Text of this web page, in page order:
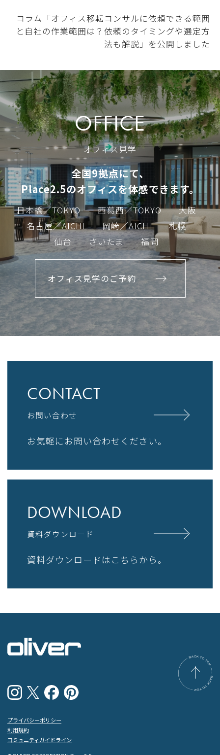
コラム「オフィス移転コンサルに依頼できる範囲
と自社の作業範囲は？依頼のタイミングや選定方
法も解説」を公開しました
OFFICE
オフィス見学
全国9拠点にて、
Place2.5のオフィスを体感できます。
日本橋／TOKYO 西葛西／TOKYO
大阪
名古屋／AICHI
岡崎／AICHI
札幌
仙台
さいたま 福岡
オフィス見学のご予約
CONTACT
お問い合わせ
お気軽にお問い合わせください。
DOWNLOAD
資料ダウンロード
資料ダウンロードはこちらから。
プライバシーポリシー
利用規約
コミュニティガイドライン